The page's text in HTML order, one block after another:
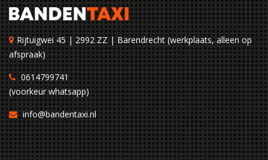
Rijtuigwei 45 | 2992 ZZ | Barendrecht (werkplaats, alleen op
afspraak)
0614799741
(voorkeur whatsapp)
info@bandentaxi.nl